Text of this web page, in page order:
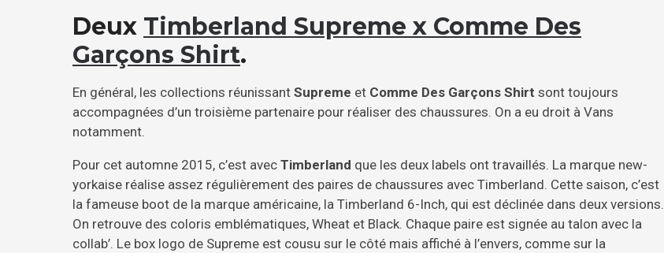
Deux Timberland Supreme x Comme Des
Garçons Shirt.
En général, les collections réunissant Supreme et Comme Des Garçons Shirt sont toujours
accompagnées d’un troisième partenaire pour réaliser des chaussures. On a eu droit à Vans
notamment.
Pour cet automne 2015, c’est avec Timberland que les deux labels ont travaillés. La marque new-
yorkaise réalise assez régulièrement des paires de chaussures avec Timberland. Cette saison, c’est
la fameuse boot de la marque américaine, la Timberland 6-Inch, qui est déclinée dans deux versions.
On retrouve des coloris emblématiques, Wheat et Black. Chaque paire est signée au talon avec la
collab’. Le box logo de Supreme est cousu sur le côté mais affiché à l’envers, comme sur la